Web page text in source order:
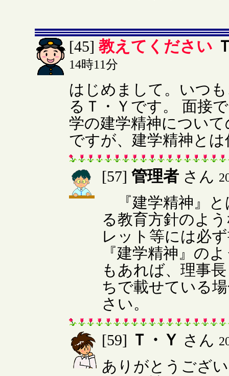
[45] 教えてください
14時11分
はじめまして。いつ
るＴ・Ｙです。 面接
学の建学精神につい
ですが、建学精神と
[57] 管理者 さん
『建学精神』と
る教育方針のよ
レット等には必
『建学精神』の
もあれば、理事
ちで載せている
さい。
[59] Ｔ・Ｙ さん
ありがとうござ